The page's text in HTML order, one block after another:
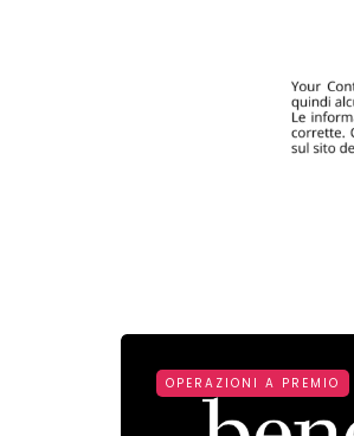
OPERAZIONI A PREMIO